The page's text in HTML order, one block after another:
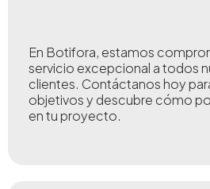
En Botifora, estamos
servicio excepcional a todos
clientes. Contáctanos hoy
objetivos y descubre cómo
en tu proyecto.